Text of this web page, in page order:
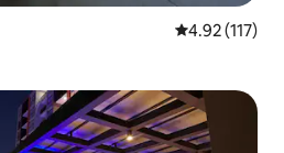
औसत रेटिंग 5 में से
4.92 (117)